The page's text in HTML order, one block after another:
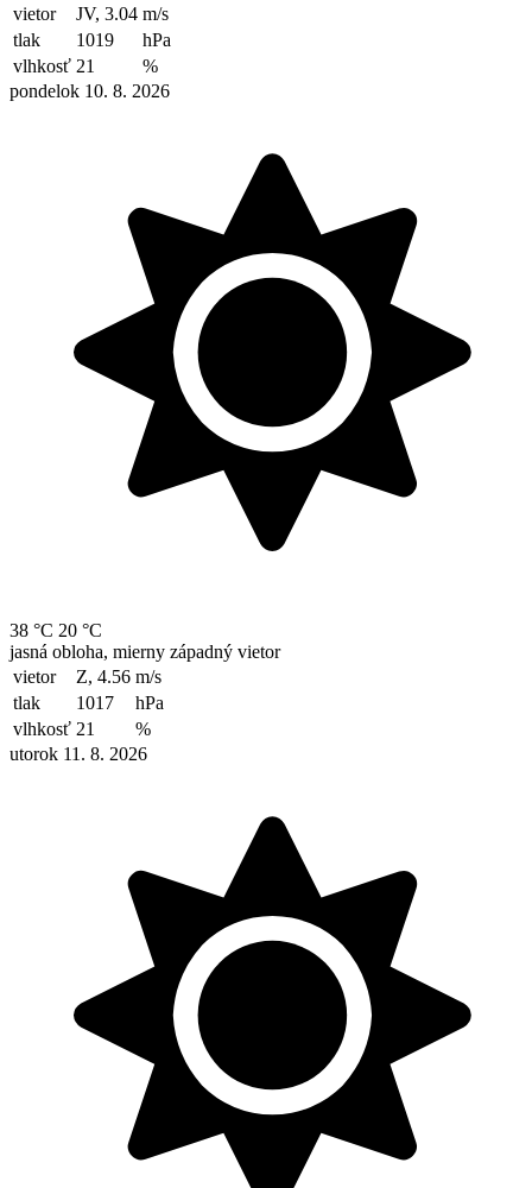
vietor
JV, 3.04 m/s
tlak
1019
hPa
vlhkosť 21
%
pondelok 10. 8. 2026
38 °C 20 °C
jasná obloha, mierny západný vietor
vietor
Z, 4.56 m/s
tlak
1017
hPa
vlhkosť 21
%
utorok 11. 8. 2026